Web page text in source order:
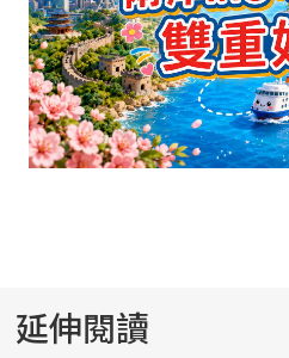
延伸閱讀